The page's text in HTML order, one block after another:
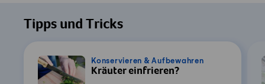
Tipps und Tricks
Konservieren & Aufbewahren
Kräuter einfrieren?